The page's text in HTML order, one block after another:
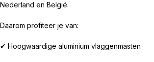
Nederland en België.
Daarom profiteer je van:
✔ Hoogwaardige aluminium vlaggenmasten